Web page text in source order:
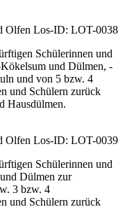
Olfen Los-ID: LOT-0038
Schülerinnen und
und Dülmen, -
und von 5 bzw. 4
und Schülern zurück
Hausdülmen.
Olfen Los-ID: LOT-0039
Schülerinnen und
Dülmen zur
3 bzw. 4
und Schülern zurück